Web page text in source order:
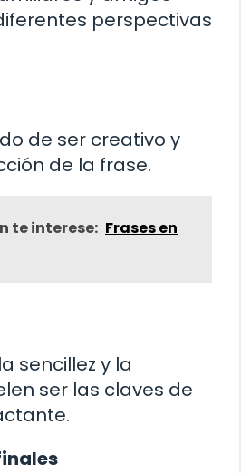
perspectivas
de ser creativo y
de la frase.
te interese: Frases en
sencillez y la
ser las claves de